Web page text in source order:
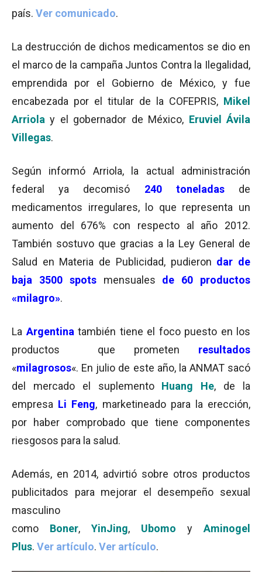
país. Ver comunicado.
La destrucción de dichos medicamentos se dio en
el marco de la campaña Juntos Contra la Ilegalidad,
emprendida por el Gobierno de México, y fue
encabezada por el titular de la COFEPRIS, Mikel
Arriola y el gobernador de México, Eruviel Ávila
Villegas.
Según informó Arriola, la actual administración
federal ya decomisó 240 toneladas
de
medicamentos irregulares, lo que representa un
aumento del 676% con respecto al año 2012.
También sostuvo que gracias a la Ley General de
Salud en Materia de Publicidad, pudieron d ar de
baja 3500 spots
mensuales de 60 productos
«milagro».
La Argentina también tiene el foco puesto en los
productos que prometen resultados
«milagrosos«. En julio de este año, la ANMAT sacó
del mercado el suplemento Huang He, de la
empresa Li Feng, marketineado para la erección,
por haber comprobado que tiene componentes
riesgosos para la salud.
Además, en 2014, advirtió sobre otros productos
publicitados para mejorar el desempeño sexual
masculino
como Boner, YinJing, Ubomo y Aminogel
Plus. Ver artículo. Ver artículo.